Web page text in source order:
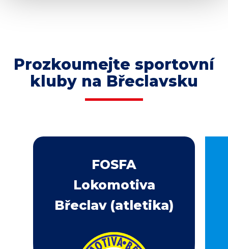
Prozkoumejte sportovní
kluby na Břeclavsku
FOSFA
Lokomotiva
Břeclav (atletika)